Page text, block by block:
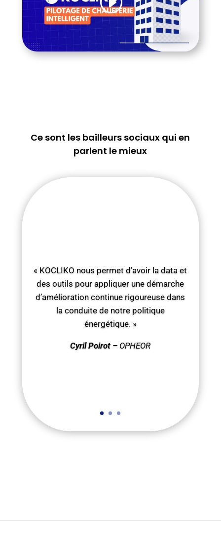
Ce sont les bailleurs sociaux qui en
parlent le mieux
« KOCLIKO nous permet d’avoir la data et
des outils pour appliquer une démarche
d’amélioration continue rigoureuse dans
la conduite de notre politique
énergétique. »
Cyril Poirot – OPHEOR